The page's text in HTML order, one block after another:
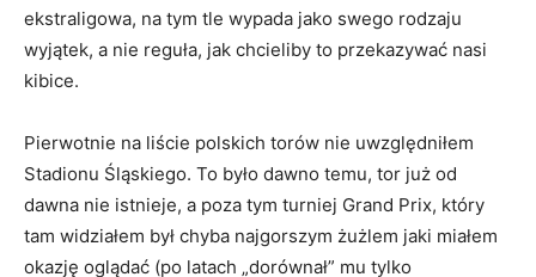
ekstraligowa, na tym tle wypada jako swego rodzaju
wyjątek, a nie reguła, jak chcieliby to przekazywać nasi
kibice.
Pierwotnie na liście polskich torów nie uwzględniłem
Stadionu Śląskiego. To było dawno temu, tor już od
dawna nie istnieje, a poza tym turniej Grand Prix, który
tam widziałem był chyba najgorszym żużlem jaki miałem
okazję oglądać (po latach „dorównał” mu tylko